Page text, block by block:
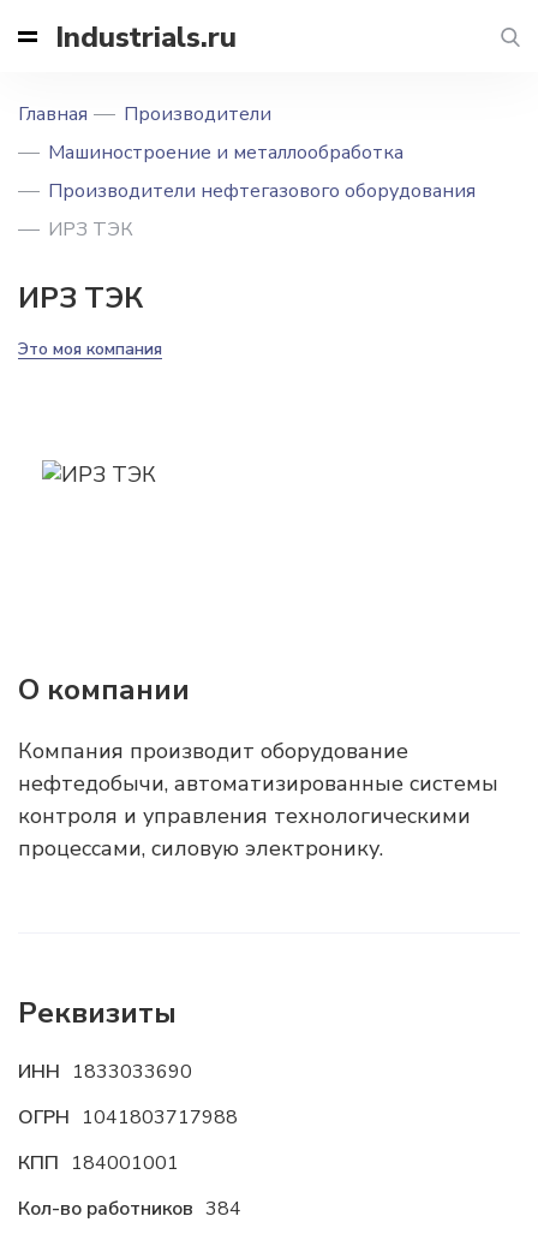
Industrials.ru
Главная
Производители
Машиностроение и металлообработка
Производители нефтегазового оборудования
ИРЗ ТЭК
ИРЗ ТЭК
Это моя компания
О компании
Компания производит оборудование
нефтедобычи, автоматизированные системы
контроля и управления технологическими
процессами, силовую электронику.
Реквизиты
ИНН 1833033690
ОГРН 1041803717988
КПП 184001001
Кол-во работников 384